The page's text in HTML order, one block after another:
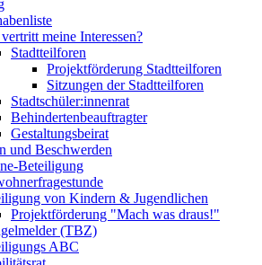
meine Interessen?
Stadtteilforen
Projektförderung Stadtteilforen
Sitzungen der Stadtteilforen
Stadtschüler:innenrat
Behindertenbeauftragter
Gestaltungsbeirat
und Beschwerden
Beteiligung
von Kindern & Jugendlichen
Projektförderung "Mach was draus!"
(TBZ)
ABC